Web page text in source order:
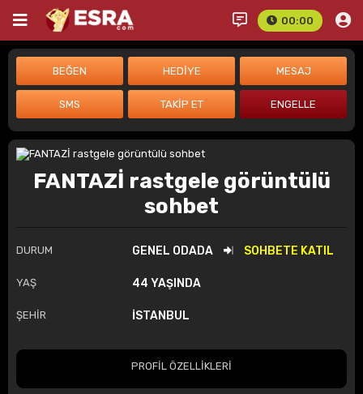
00:00
FANTAZİ rastgele görüntülü
sohbet
DURUM GENEL ODADA SOHBETE KATIL
YAŞ 44 YAŞINDA
ŞEHİR İSTANBUL
PROFİL ÖZELLİKLERİ